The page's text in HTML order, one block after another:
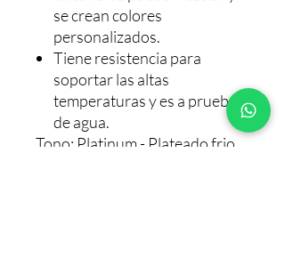
se crean colores
personalizados.
Tiene resistencia para
soportar las altas
temperaturas y es a prueba
de agua.
Tono: Platinum - Plateado frio